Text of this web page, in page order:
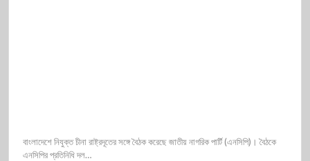
বাংলাদেশে নিযুক্ত চীনা রাষ্ট্রদূতের সঙ্গে বৈঠক করেছে জাতীয় নাগরিক পার্টি (এনসিপি)। বৈঠকে
এনসিপির প্রতিনিধি দল…